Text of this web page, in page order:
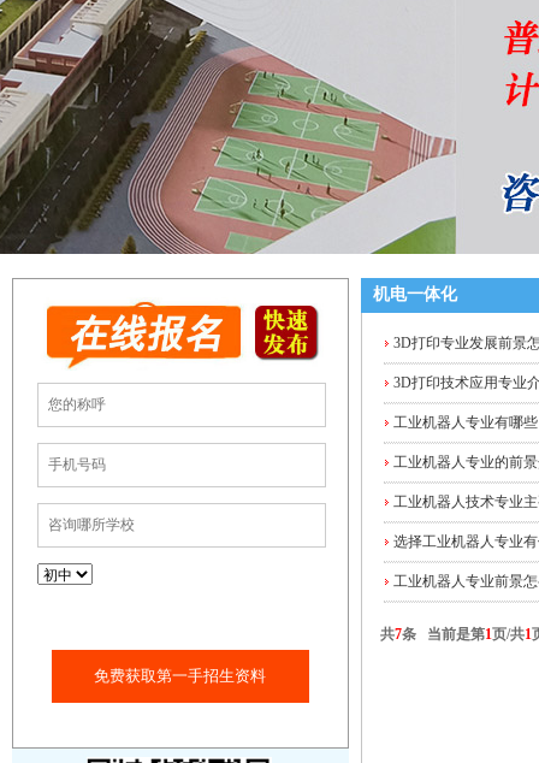
免费获取第一手招生资料
机电一体化
3D打印专业发展前景
3D打印技术应用专业
工业机器人专业有哪
工业机器人专业的前
工业机器人技术专业
选择工业机器人专业
工业机器人专业前景
共7条 当前是第1页/共1